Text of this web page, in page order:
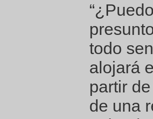
todo
alojará
partir
de una